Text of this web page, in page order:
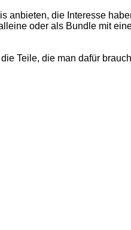
anbieten, die Interesse
oder als Bundle mit
Teile, die man dafür